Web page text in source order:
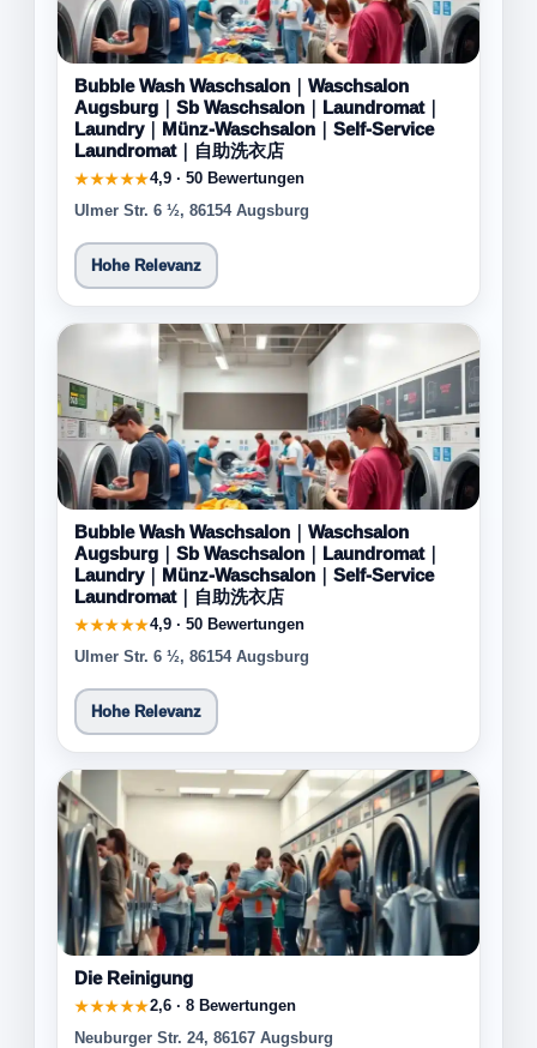
Bubble Wash Waschsalon｜Waschsalon
Augsburg｜Sb Waschsalon｜Laundromat｜
Laundry｜Münz-Waschsalon｜Self-Service
Laundromat｜自助洗衣店
★★★★★4,9 · 50 Bewertungen
Ulmer Str. 6 ½, 86154 Augsburg
Hohe Relevanz
Bubble Wash Waschsalon｜Waschsalon
Augsburg｜Sb Waschsalon｜Laundromat｜
Laundry｜Münz-Waschsalon｜Self-Service
Laundromat｜自助洗衣店
★★★★★4,9 · 50 Bewertungen
Ulmer Str. 6 ½, 86154 Augsburg
Hohe Relevanz
Die Reinigung
★★★★★2,6 · 8 Bewertungen
Neuburger Str. 24, 86167 Augsburg